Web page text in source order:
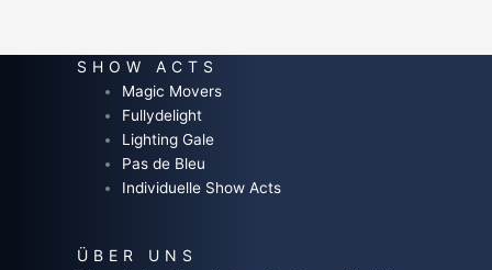
SHOW ACTS
Magic Movers
Fullydelight
Lighting Gale
Pas de Bleu
Individuelle Show Acts
ÜBER UNS